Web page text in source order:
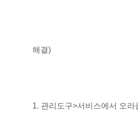
해결)
1. 관리도구>서비스에서 오라